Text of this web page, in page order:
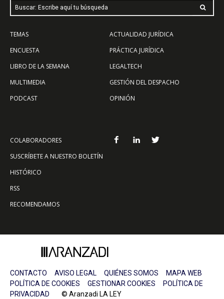
Buscar: Escribe aquí tu búsqueda
TEMAS
ENCUESTA
LIBRO DE LA SEMANA
MULTIMEDIA
PODCAST
ACTUALIDAD JURÍDICA
PRÁCTICA JURÍDICA
LEGALTECH
GESTIÓN DEL DESPACHO
OPINIÓN
COLABORADORES
SUSCRÍBETE A NUESTRO BOLETÍN
HISTÓRICO
RSS
RECOMENDAMOS
CONTACTO AVISO LEGAL QUIÉNES SOMOS
MAPA WEB
POLÍTICA DE COOKIES
GESTIONAR COOKIES
POLÍTICA DE
PRIVACIDAD © Aranzadi LA LEY